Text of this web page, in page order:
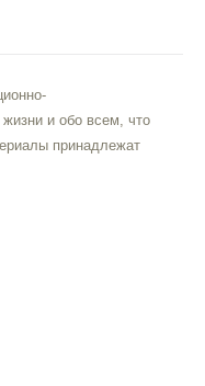
и обо всем, что
принадлежат